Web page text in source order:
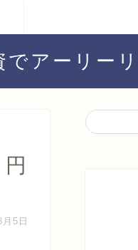
アーリー
5日